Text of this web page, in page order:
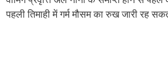
पहली तिमाही में गर्म मौसम का रुख जारी